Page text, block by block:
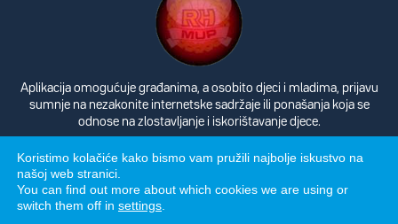
Aplikacija omogućuje građanima, a osobito djeci i mladima, prijavu
sumnje na nezakonite internetske sadržaje ili ponašanja koja se
odnose na zlostavljanje i iskorištavanje djece.
Koristimo kolačiće kako bismo vam pružili najbolje iskustvo na
našoj web stranici.
You can find out more about which cookies we are using or
switch them off in settings